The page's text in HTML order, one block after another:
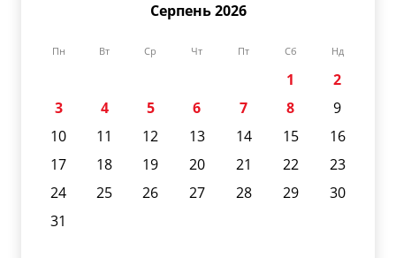
Серпень 2026
Пн Вт Ср Чт Пт Сб Нд
1
2
3
4 5 6 7 8
9
10
11 12 13 14 15
16
17
18 19 20 21 22
23
24
25 26 27 28 29
30
31